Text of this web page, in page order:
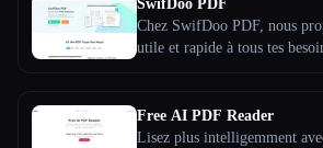
cette tâche. Utilisant les
analyse et identifie facilement
SwifDoo PDF
Chez SwifDoo PDF, nous
utile et rapide à tous tes
jeune équipe, créée en 2017,
années, nous avons aidé des
Free AI PDF Reader
Lisez plus intelligemment